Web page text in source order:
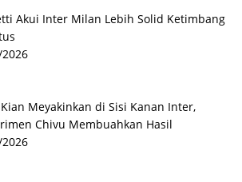
Akui Inter Milan Lebih Solid Ketimbang
Meyakinkan di Sisi Kanan Inter,
Chivu Membuahkan Hasil